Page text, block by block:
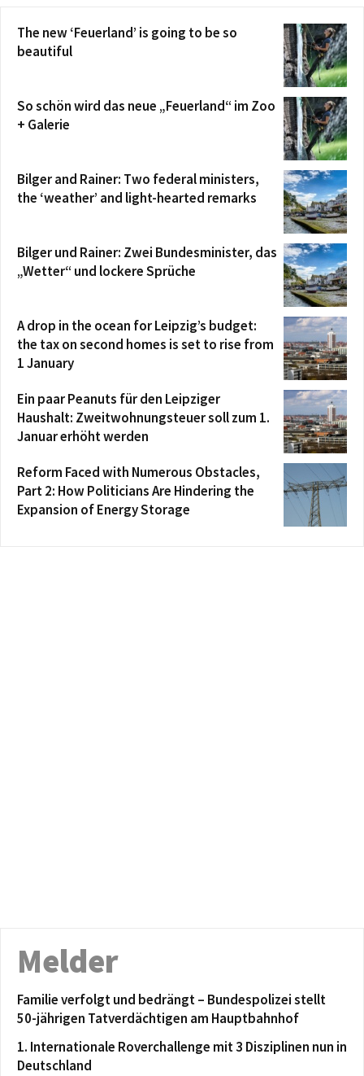
The new ‘Feuerland’ is going to be so
beautiful
So schön wird das neue „Feuerland“ im Zoo
+ Galerie
Bilger and Rainer: Two federal ministers,
the ‘weather’ and light-hearted remarks
Bilger und Rainer: Zwei Bundesminister, das
„Wetter“ und lockere Sprüche
A drop in the ocean for Leipzig’s budget:
the tax on second homes is set to rise from
1 January
Ein paar Peanuts für den Leipziger
Haushalt: Zweitwohnungsteuer soll zum 1.
Januar erhöht werden
Reform Faced with Numerous Obstacles,
Part 2: How Politicians Are Hindering the
Expansion of Energy Storage
Melder
Familie verfolgt und bedrängt – Bundespolizei stellt
50-jährigen Tatverdächtigen am Hauptbahnhof
1. Internationale Roverchallenge mit 3 Disziplinen nun in
Deutschland